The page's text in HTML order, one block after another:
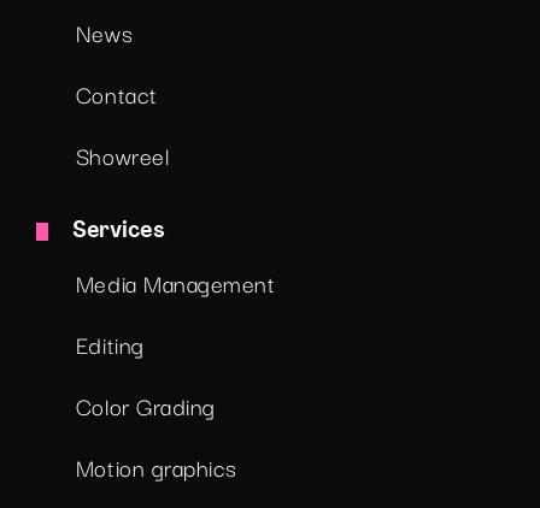
News
Contact
Showreel
Services
Media Management
Editing
Color Grading
Motion graphics